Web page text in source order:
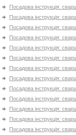
Посадова інструкція:
Посадова інструкція:
Посадова інструкція:
Посадова інструкція:
Посадова інструкція:
Посадова інструкція:
Посадова інструкція:
Посадова інструкція:
Посадова інструкція:
Посадова інструкція:
Посадова інструкція:
Посадова інструкція:
Посадова інструкція: